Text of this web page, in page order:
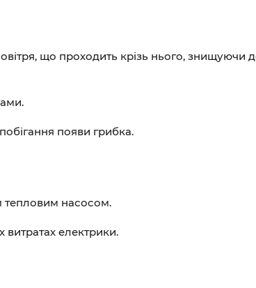
що проходить крізь нього, знищуючи
появи грибка.
тепловим насосом.
витратах електрики.